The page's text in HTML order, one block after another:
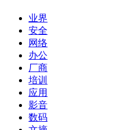
业界
安全
网络
办公
厂商
培训
应用
影音
数码